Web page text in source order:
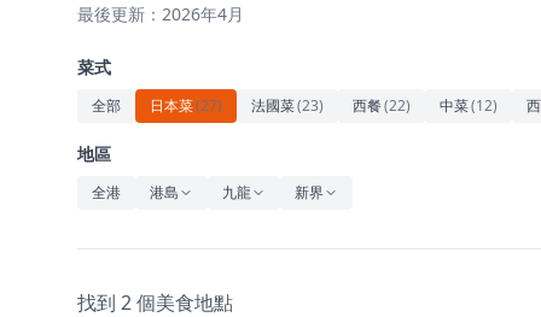
最後更新：2026年4月
菜式
全部 日本菜(27) 法國菜(23) 西餐(22) 中菜(12)
地區
全港 港島 九龍 新界
找到 2 個美食地點